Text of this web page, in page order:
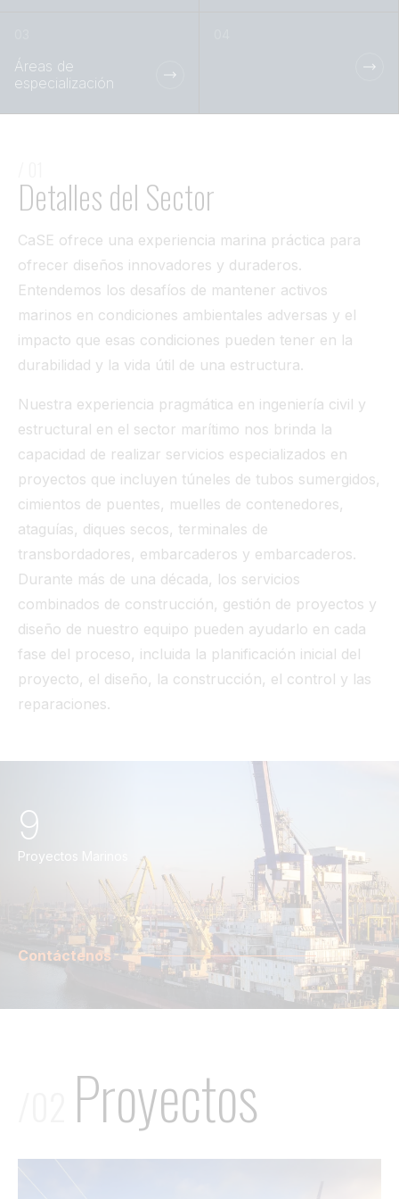
Áreas de
especialización
Detalles del Sector
CaSE ofrece una experiencia marina práctica para
ofrecer diseños innovadores y duraderos.
Entendemos los desafíos de mantener activos
marinos en condiciones ambientales adversas y el
impacto que esas condiciones pueden tener en la
durabilidad y la vida útil de una estructura.
Nuestra experiencia pragmática en ingeniería civil y
estructural en el sector marítimo nos brinda la
capacidad de realizar servicios especializados en
proyectos que incluyen túneles de tubos sumergidos,
cimientos de puentes, muelles de contenedores,
ataguías, diques secos, terminales de
transbordadores, embarcaderos y embarcaderos.
Durante más de una década, los servicios
combinados de construcción, gestión de proyectos y
diseño de nuestro equipo pueden ayudarlo en cada
fase del proceso, incluida la planificación inicial del
proyecto, el diseño, la construcción, el control y las
reparaciones.
9
Proyectos Marinos
Contáctenos
Proyectos
Ver todo